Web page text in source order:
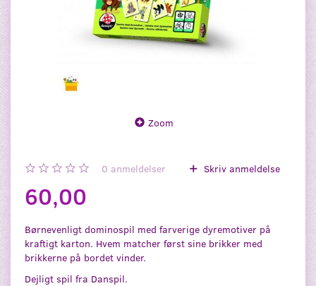
Zoom
0 anmeldelser Skriv anmeldelse
60,00
Børnevenligt dominospil med farverige dyremotiver på
kraftigt karton. Hvem matcher først sine brikker med
brikkerne på bordet vinder.
Dejligt spil fra Danspil.